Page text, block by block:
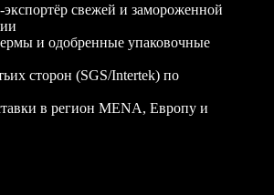
свежей и замороженной
и одобренные упаковочные
сторон (SGS/Intertek) по
в регион MENA, Европу и